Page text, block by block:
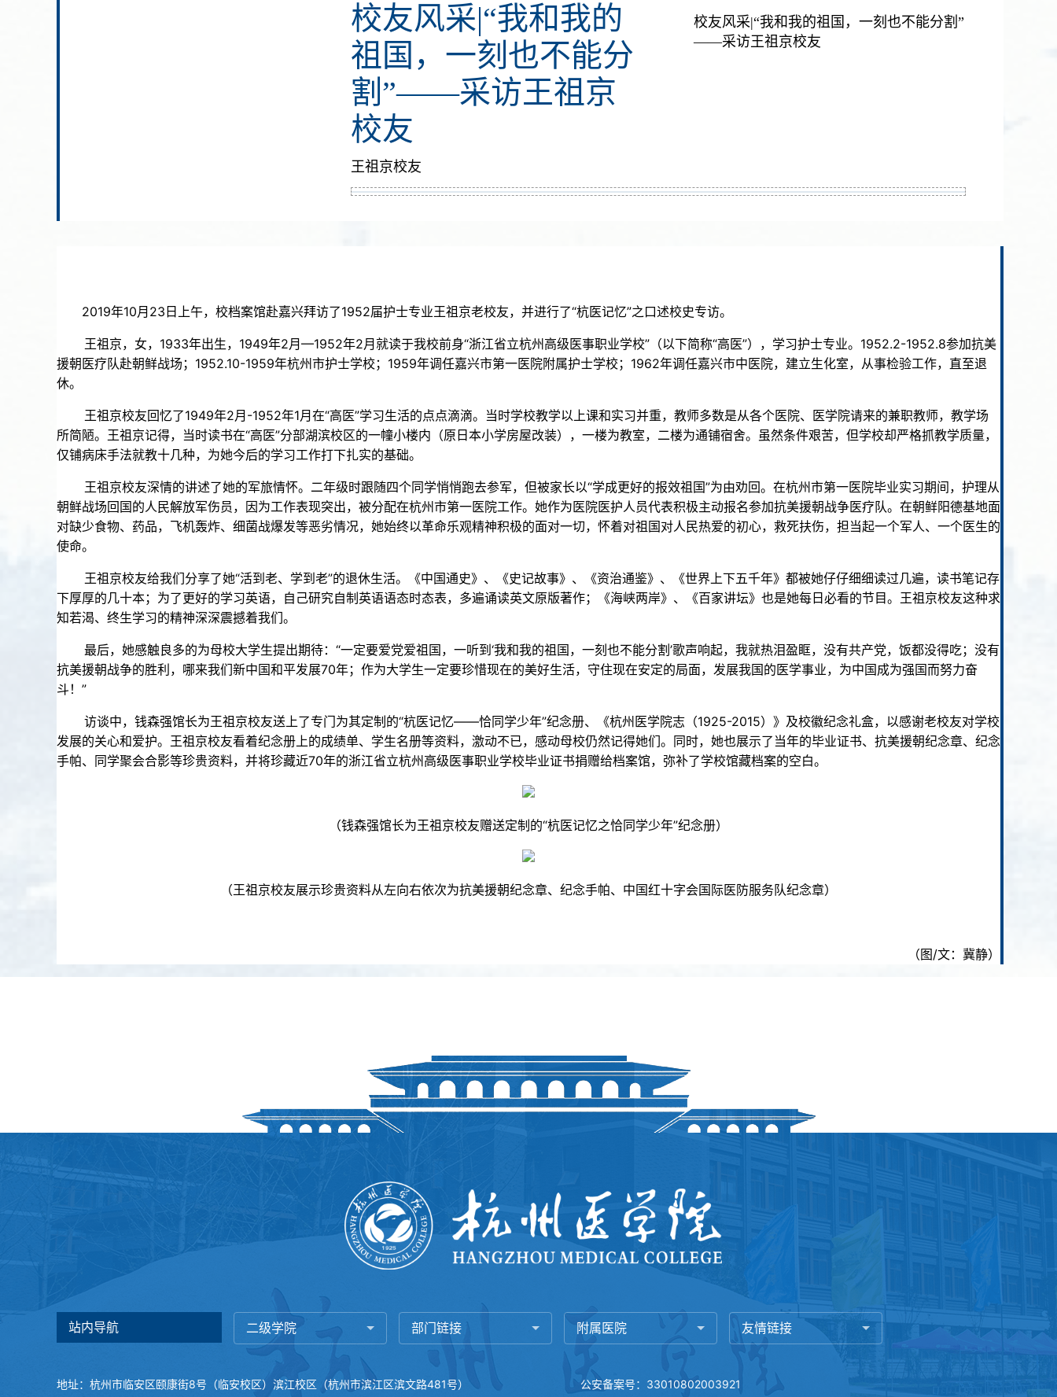
校友风采|“我和我的
祖国，一刻也不能分
割”——采访王祖京
校友
王祖京校友
校友风采|“我和我的祖国，一刻也不能分割”
——采访王祖京校友
2019年10月23日上午，校档案馆赴嘉兴拜访了1952届护士专业王祖京老校友，并进行了“杭医记忆”之口述校史专访。
王祖京，女，1933年出生，1949年2月—1952年2月就读于我校前身“浙江省立杭州高级医事职业学校”（以下简称“高医”），学习护士专业。1952.2-1952.8参加抗美
援朝医疗队赴朝鲜战场；1952.10-1959年杭州市护士学校；1959年调任嘉兴市第一医院附属护士学校；1962年调任嘉兴市中医院，建立生化室，从事检验工作，直至退
休。
王祖京校友回忆了1949年2月-1952年1月在“高医”学习生活的点点滴滴。当时学校教学以上课和实习并重，教师多数是从各个医院、医学院请来的兼职教师，教学场
所简陋。王祖京记得，当时读书在“高医”分部湖滨校区的一幢小楼内（原日本小学房屋改装），一楼为教室，二楼为通铺宿舍。虽然条件艰苦，但学校却严格抓教学质量，
仅铺病床手法就教十几种，为她今后的学习工作打下扎实的基础。
王祖京校友深情的讲述了她的军旅情怀。二年级时跟随四个同学悄悄跑去参军，但被家长以“学成更好的报效祖国”为由劝回。在杭州市第一医院毕业实习期间，护理从
朝鲜战场回国的人民解放军伤员，因为工作表现突出，被分配在杭州市第一医院工作。她作为医院医护人员代表积极主动报名参加抗美援朝战争医疗队。在朝鲜阳德基地面
对缺少食物、药品，飞机轰炸、细菌战爆发等恶劣情况，她始终以革命乐观精神积极的面对一切，怀着对祖国对人民热爱的初心，救死扶伤，担当起一个军人、一个医生的
使命。
王祖京校友给我们分享了她“活到老、学到老”的退休生活。《中国通史》、《史记故事》、《资治通鉴》、《世界上下五千年》都被她仔仔细细读过几遍，读书笔记存
下厚厚的几十本；为了更好的学习英语，自己研究自制英语语态时态表，多遍诵读英文原版著作；《海峡两岸》、《百家讲坛》也是她每日必看的节目。王祖京校友这种求
知若渴、终生学习的精神深深震撼着我们。
最后，她感触良多的为母校大学生提出期待：“一定要爱党爱祖国，一听到‘我和我的祖国，一刻也不能分割’歌声响起，我就热泪盈眶，没有共产党，饭都没得吃；没有
抗美援朝战争的胜利，哪来我们新中国和平发展70年；作为大学生一定要珍惜现在的美好生活，守住现在安定的局面，发展我国的医学事业，为中国成为强国而努力奋
斗！”
访谈中，钱森强馆长为王祖京校友送上了专门为其定制的“杭医记忆——恰同学少年”纪念册、《杭州医学院志（1925-2015）》及校徽纪念礼盒，以感谢老校友对学校
发展的关心和爱护。王祖京校友看着纪念册上的成绩单、学生名册等资料，激动不已，感动母校仍然记得她们。同时，她也展示了当年的毕业证书、抗美援朝纪念章、纪念
手帕、同学聚会合影等珍贵资料，并将珍藏近70年的浙江省立杭州高级医事职业学校毕业证书捐赠给档案馆，弥补了学校馆藏档案的空白。
（钱森强馆长为王祖京校友赠送定制的“杭医记忆之恰同学少年”纪念册）
（王祖京校友展示珍贵资料从左向右依次为抗美援朝纪念章、纪念手帕、中国红十字会国际医防服务队纪念章）
（图/文：冀静）
站内导航 二级学院 部门链接 附属医院 友情链接
地址：杭州市临安区颐康街8号（临安校区） 滨江校区（杭州市滨江区滨文路481号） 公安备案号：33010802003921